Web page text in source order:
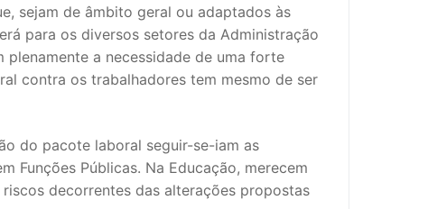
sejam de âmbito geral ou adaptados às
para os diversos setores da Administração
plenamente a necessidade de uma forte
contra os trabalhadores tem mesmo de ser
do pacote laboral seguir-se-iam as
Funções Públicas. Na Educação, merecem
decorrentes das alterações propostas